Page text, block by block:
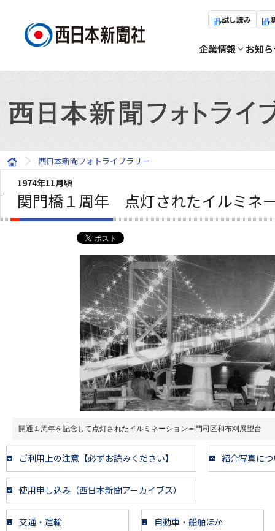
試し読み
企業情報 お知
西日本新聞フォトライブラリー
1974年11月頃
関門橋１周年 点灯されたイルミネ
開通１周年を記念して点灯されたイルミネーション＝門司区和布刈展望台
ご利用上の注意【必ずお読みください】 紹介写真に
使用申し込み（西日本新聞アーカイブス）
交通・運輸 自動車・船舶ほか